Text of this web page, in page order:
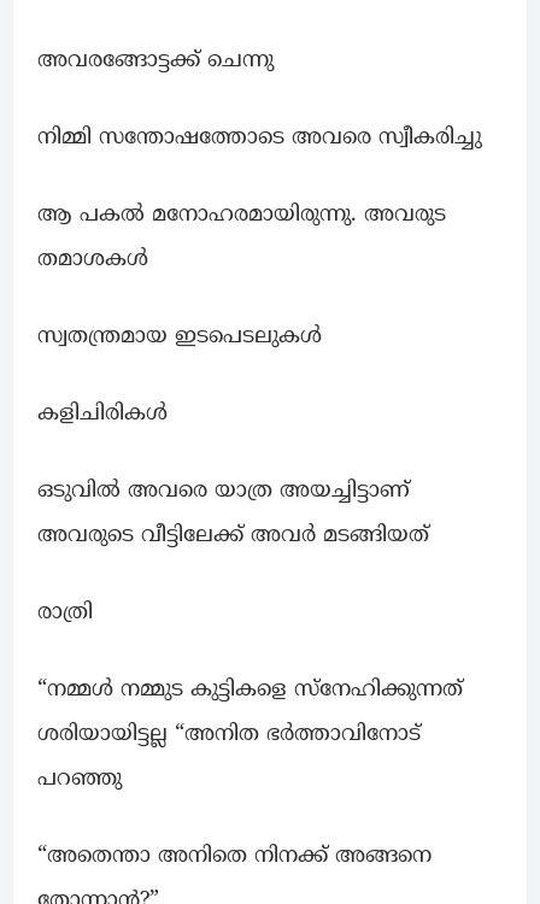
അവരങ്ങോട്ടക്ക് ചെന്നു
നിമ്മി സന്തോഷത്തോടെ അവരെ സ്വീകരിച്ചു
ആ പകൽ മനോഹരമായിരുന്നു. അവരുട
തമാശകൾ
സ്വതന്ത്രമായ ഇടപെടലുകൾ
കളിചിരികൾ
ഒടുവിൽ അവരെ യാത്ര അയച്ചിട്ടാണ്‌
അവരുടെ വീട്ടിലേക്ക് അവർ മടങ്ങിയത്
രാത്രി
“നമ്മൾ നമ്മുട കുട്ടികളെ സ്നേഹിക്കുന്നത്
ശരിയായിട്ടല്ല “അനിത ഭർത്താവിനോട്
പറഞ്ഞു
“അതെന്താ അനിതെ നിനക്ക് അങ്ങനെ